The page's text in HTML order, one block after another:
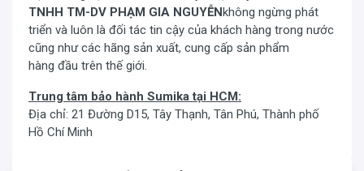
TNHH TM-DV PHẠM GIA NGUYỄNkhông ngừng phát
triển và luôn là đối tác tin cậy của khách hàng trong nước
cũng như các hãng sản xuất, cung cấp sản phẩm
hàng đầu trên thế giới.
Trung tâm bảo hành Sumika tại HCM:
Địa chỉ: 21 Đường D15, Tây Thạnh, Tân Phú, Thành phố
Hồ Chí Minh